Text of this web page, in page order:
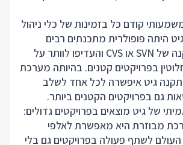
קודם כל בזמינות של כלי ניהול
היתה פופולרית מתכנתים רבים
הסתבכו עם התקנה של SVN או CVS והעדיפו לוותר על
בפרויקטים קטנים. בהיותה מערכת
גיט איפשרה לכל אחד לשלב
גם בפרויקטים הקטנים ביותר.
של גיט מוצאים בפרויקטים גדולים:
מבוזרת היא מאפשרת לאלפי
לשתף פעולה בפרויקטים גם בלי